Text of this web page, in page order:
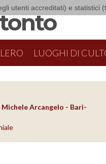
utenti accreditati) e statistici
LUOGHI DI
Michele Arcangelo - Bari-
8/